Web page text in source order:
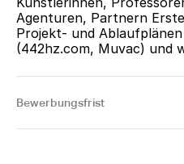
Agenturen, Partnern
Projekt- und
(442hz.com, Muvac) und
Bewerbungsfrist